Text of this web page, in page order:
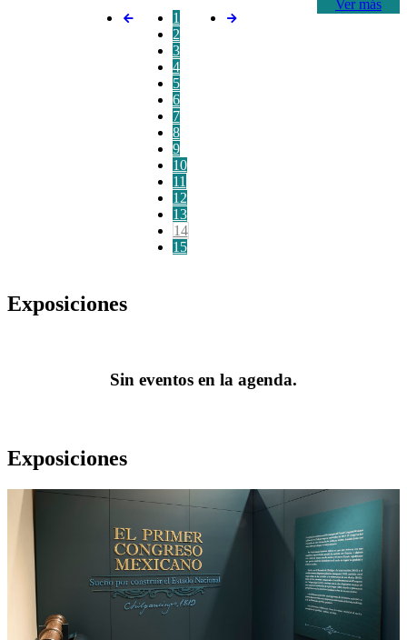
Ver más
1
2
3
4
5
6
7
8
9
10
11
12
13
14
15
Exposiciones
Sin eventos en la agenda.
Exposiciones